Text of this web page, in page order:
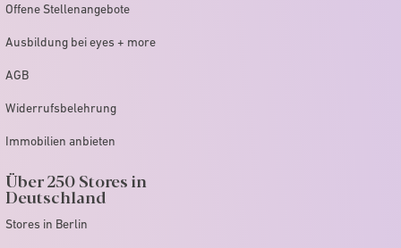
Offene Stellenangebote
Ausbildung bei eyes + more
AGB
Widerrufsbelehrung
Immobilien anbieten
Über 250 Stores in
Deutschland
Stores in Berlin